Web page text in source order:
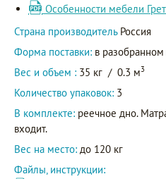
Особенности мебели
Страна производитель Россия
Форма поставки: в разобранном
Вес и объем : 35 кг / 0.3 м3
Количество упаковок: 3
В комплекте: реечное дно.
входит.
Вес на место: до 120 кг
Файлы, инструкции: